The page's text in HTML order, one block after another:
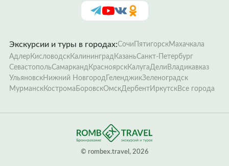
Экскурсии и туры в городах:Сочи ПятигорскМахачкала
Адлер КисловодскКалининград КазаньСанкт-Петербург
СевастопольСамарканд КрасноярскКалугаДели Владикавказ
УльяновскНижний Новгород ГеленджикЗеленоградск
МурманскКострома БоровскОмскДербентИркутскВсе города
­© rombex.travel, 2026